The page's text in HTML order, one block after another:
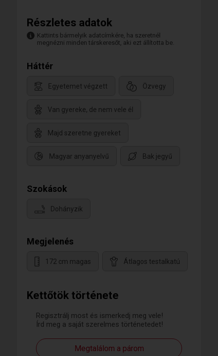
Kettőtök története
Regisztrálj most és ismerkedj meg vele!
Írd meg a saját szerelmes történetedet!
Megtalálom a párom
Részletes adatok
Kattints bármelyik adatcímkére, ha szeretnél
megnézni minden társkeresőt, aki ezt állította be.
Háttér
Egyetemet végzett Özvegy
Van gyereke, de nem vele él
Majd szeretne gyereket
Magyar anyanyelvű Bak jegyű
Szokások
Dohányzik
Megjelenés
172 cm magas Átlagos testalkatú